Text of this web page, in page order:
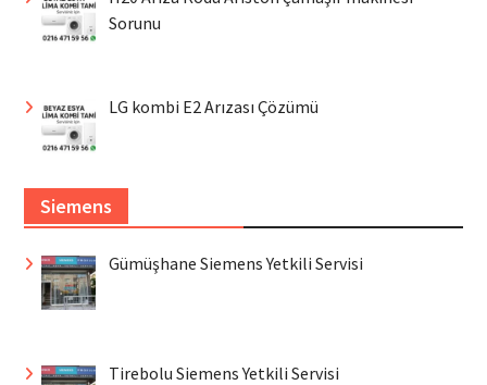
Sorunu
LG kombi E2 Arızası Çözümü
Siemens
Gümüşhane Siemens Yetkili Servisi
Tirebolu Siemens Yetkili Servisi